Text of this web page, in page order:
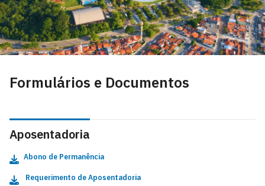
Formulários e Documentos
Aposentadoria
Abono de Permanência
Requerimento de Aposentadoria